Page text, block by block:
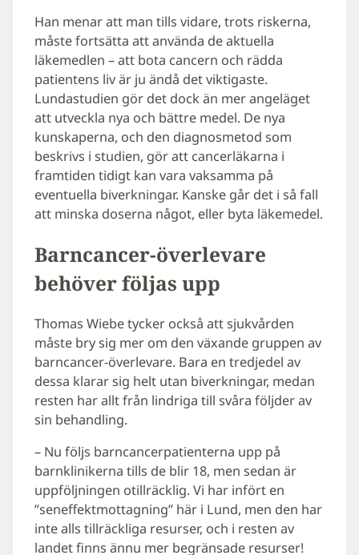
Han menar att man tills vidare, trots riskerna,
måste fortsätta att använda de aktuella
läkemedlen – att bota cancern och rädda
patientens liv är ju ändå det viktigaste.
Lundastudien gör det dock än mer angeläget
att utveckla nya och bättre medel. De nya
kunskaperna, och den diagnosmetod som
beskrivs i studien, gör att cancerläkarna i
framtiden tidigt kan vara vaksamma på
eventuella biverkningar. Kanske går det i så fall
att minska doserna något, eller byta läkemedel.
Barncancer-överlevare
behöver följas upp
Thomas Wiebe tycker också att sjukvården
måste bry sig mer om den växande gruppen av
barncancer-överlevare. Bara en tredjedel av
dessa klarar sig helt utan biverkningar, medan
resten har allt från lindriga till svåra följder av
sin behandling.
– Nu följs barncancerpatienterna upp på
barnklinikerna tills de blir 18, men sedan är
uppföljningen otillräcklig. Vi har infört en
”seneffektmottagning” här i Lund, men den har
inte alls tillräckliga resurser, och i resten av
landet finns ännu mer begränsade resurser!